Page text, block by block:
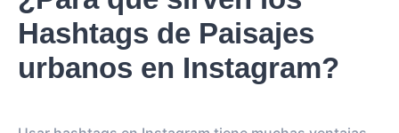
Hashtags de Paisajes
urbanos en Instagram?